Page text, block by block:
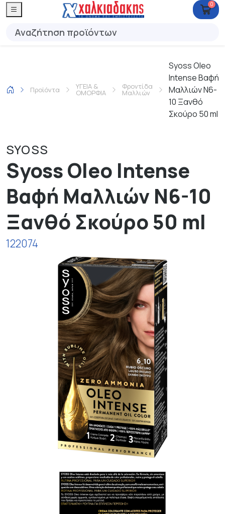
0
Προϊόντα ΥΓΕΙΑ &
ΟΜΟΡΦΙΑ
Φροντίδα
Μαλλιών
Syoss Oleo
Intense Βαφή
Μαλλιών Ν6-
10 Ξανθό
Σκούρο 50 ml
SYOSS
Syoss Oleo Intense
Βαφή Μαλλιών Ν6-10
Ξανθό Σκούρο 50 ml
122074